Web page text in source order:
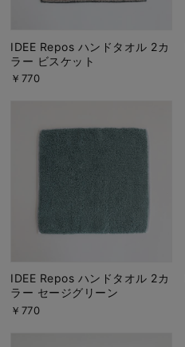
IDEE Repos ハンドタオル 2カ
ラー ビスケット
￥770
IDEE Repos ハンドタオル 2カ
ラー セージグリーン
￥770